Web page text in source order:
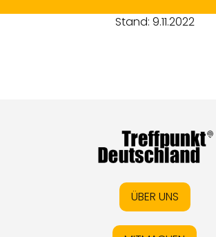
Stand: 9.11.2022
ÜBER UNS